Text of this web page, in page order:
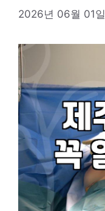
2026년 06월 01일